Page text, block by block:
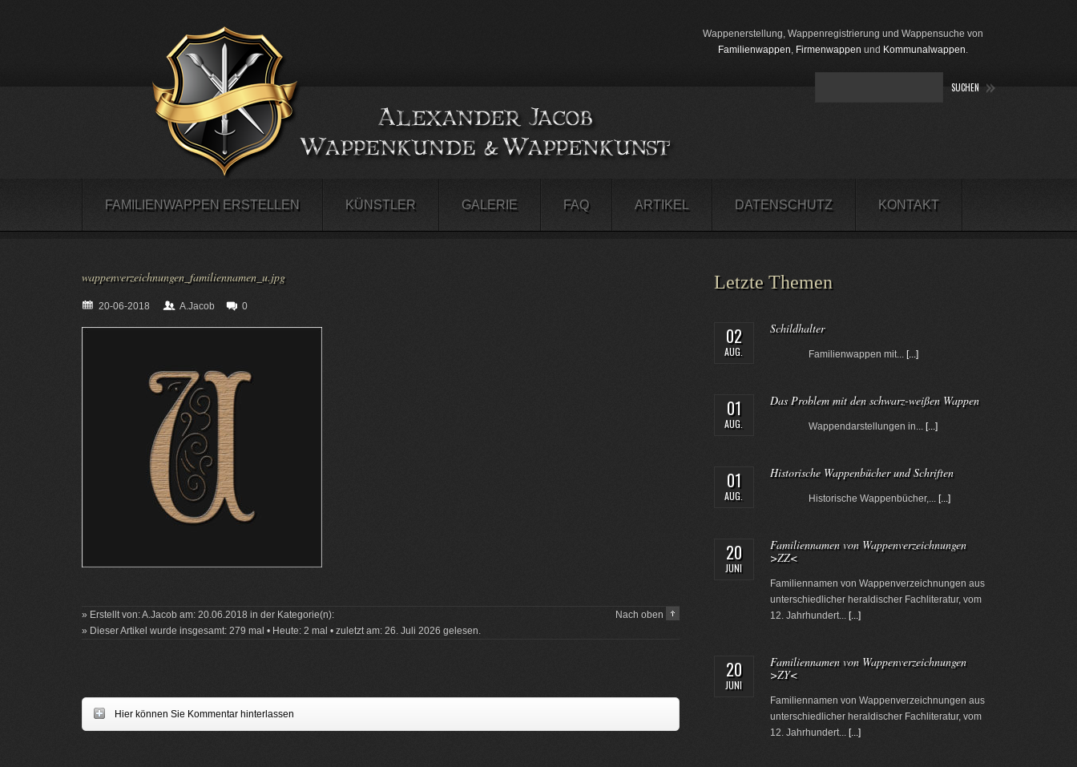
Wappenerstellung, Wappenregistrierung und Wappensuche von
Familienwappen, Firmenwappen und Kommunalwappen.
FAMILIENWAPPEN ERSTELLEN KÜNSTLER GALERIE FAQ ARTIKEL DATENSCHUTZ KONTAKT
wappenverzeichnungen_familiennamen_u.jpg
20-06-2018 A.Jacob 0
Nach oben
» Erstellt von: A.Jacob am: 20.06.2018 in der Kategorie(n):
» Dieser Artikel wurde insgesamt: 279 mal • Heute: 2 mal • zuletzt am: 26. Juli 2026 gelesen.
Hier können Sie Kommentar hinterlassen
Letzte Themen
02
AUG.
Schildhalter
Familienwappen mit... [...]
01
AUG.
Das Problem mit den schwarz-weißen Wappen
Wappendarstellungen in... [...]
01
AUG.
Historische Wappenbücher und Schriften
Historische Wappenbücher,... [...]
20
JUNI
Familiennamen von Wappenverzeichnungen
>ZZ<
Familiennamen von Wappenverzeichnungen aus
unterschiedlicher heraldischer Fachliteratur, vom
12. Jahrhundert... [...]
20
JUNI
Familiennamen von Wappenverzeichnungen
>ZY<
Familiennamen von Wappenverzeichnungen aus
unterschiedlicher heraldischer Fachliteratur, vom
12. Jahrhundert... [...]